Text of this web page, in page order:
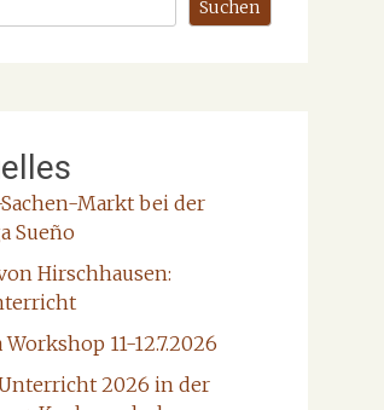
Suchen
Markt bei der
Sueño
Hirschhausen:
Workshop 11-12.7.2026
2026 in der